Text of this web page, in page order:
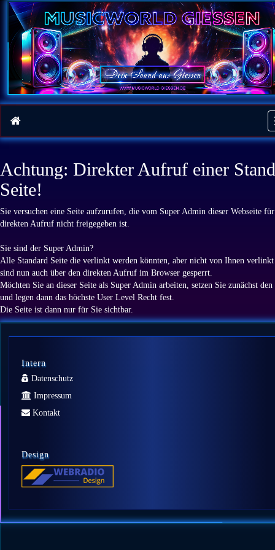
Achtung: Direkter Aufruf einer
Seite!
Sie versuchen eine Seite aufzurufen, die vom Super Admin dieser Webseite
direkten Aufruf nicht freigegeben ist.
Sie sind der Super Admin?
Alle Standard Seite die verlinkt werden könnten, aber nicht von Ihnen
sind nun auch über den direkten Aufruf im Browser gesperrt.
Möchten Sie an dieser Seite als Super Admin arbeiten, setzen Sie zunächst
und legen dann das höchste User Level Recht fest.
Die Seite ist dann nur für Sie sichtbar.
Intern
Datenschutz
Impressum
Kontakt
Design